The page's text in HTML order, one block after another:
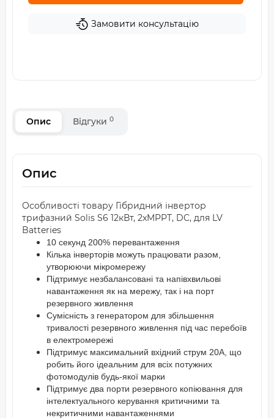
Замовити консультацію
Опис Відгуки 0
Опис
Особливості товару Гібридний інвертор
трифазний Solis S6 12кВт, 2xMPPT, DC, для LV
Batteries
10 секунд 200% перевантаження
Кілька інверторів можуть працювати разом,
утворюючи мікромережу
Підтримує незбалансовані та напівхвильові
навантаження як на мережу, так і на порт
резервного живлення
Сумісність з генератором для збільшення
тривалості резервного живлення під час перебоїв
в електромережі
Підтримує максимальний вхідний струм 20А, що
робить його ідеальним для всіх потужних
фотомодулів будь-якої марки
Підтримує два порти резервного копіювання для
інтелектуального керування критичними та
некритичними навантаженнями